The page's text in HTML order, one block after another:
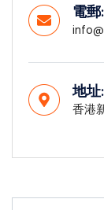
電郵:
地址:
香港